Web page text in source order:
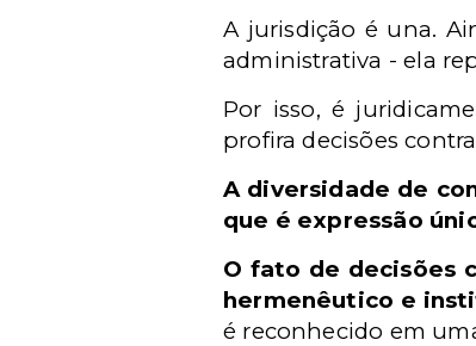
A jurisdição é una.
administrativa - ela
Por isso, é
profira decisões
A diversidade de
que é expressão
O fato de decisões
hermenêutico e
é reconhecido em